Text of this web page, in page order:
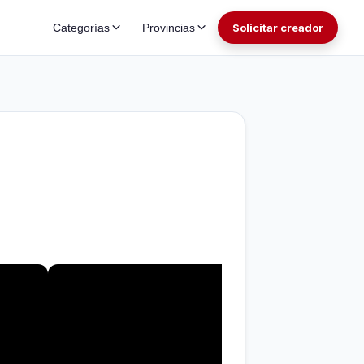
Categorías Provincias Solicitar creador